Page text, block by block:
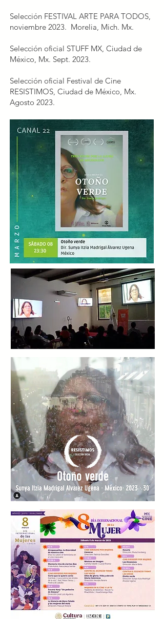
​Selección FESTIVAL ARTE PARA TODOS,
noviembre 2023. Morelia, Mich. Mx.
​Selección oficial STUFF MX, Ciudad de
México, Mx. Sept. 2023.
​Selección oficial Festival de Cine
RESISTIMOS, Ciudad de México, Mx.
Agosto 2023.